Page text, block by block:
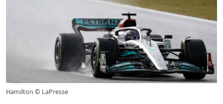
Hamilton © LaPresse